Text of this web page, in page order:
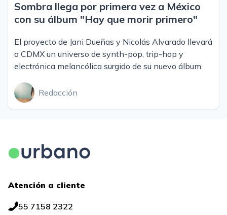
Sombra llega por primera vez a México
con su álbum "Hay que morir primero"
El proyecto de Jani Dueñas y Nicolás Alvarado llevará
a CDMX un universo de synth-pop, trip-hop y
electrónica melancólica surgido de su nuevo álbum
Redacción
Atención a cliente
55 7158 2322